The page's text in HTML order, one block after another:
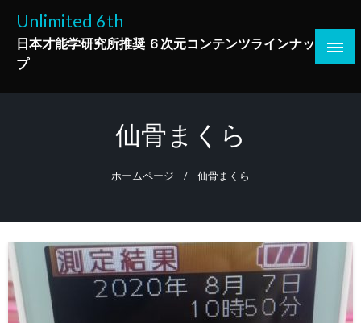
ツ
Unlimited 6th
日本才能学研究所推奨 ６次元コンテンツラインナッ
プ
仙骨まくら
ホームページ 仙骨まくら